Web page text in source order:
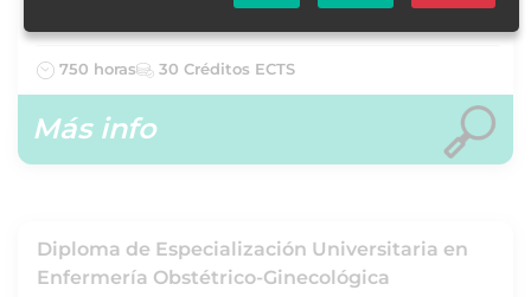
Especialista Acreditado por Universidad de Vitoria-Gasteiz
750 horas 30 Créditos ECTS
Más info
Diploma de Especialización Universitaria en
Enfermería Obstétrico-Ginecológica